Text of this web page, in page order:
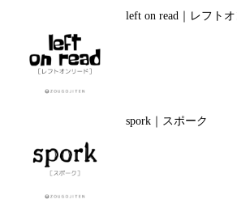
left on read｜レフト
spork｜スポーク